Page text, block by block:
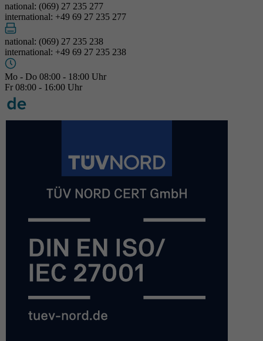
national: (069) 27 235 277
international: +49 69 27 235 277
national: (069) 27 235 238
international: +49 69 27 235 238
Mo - Do 08:00 - 18:00 Uhr
Fr 08:00 - 16:00 Uhr